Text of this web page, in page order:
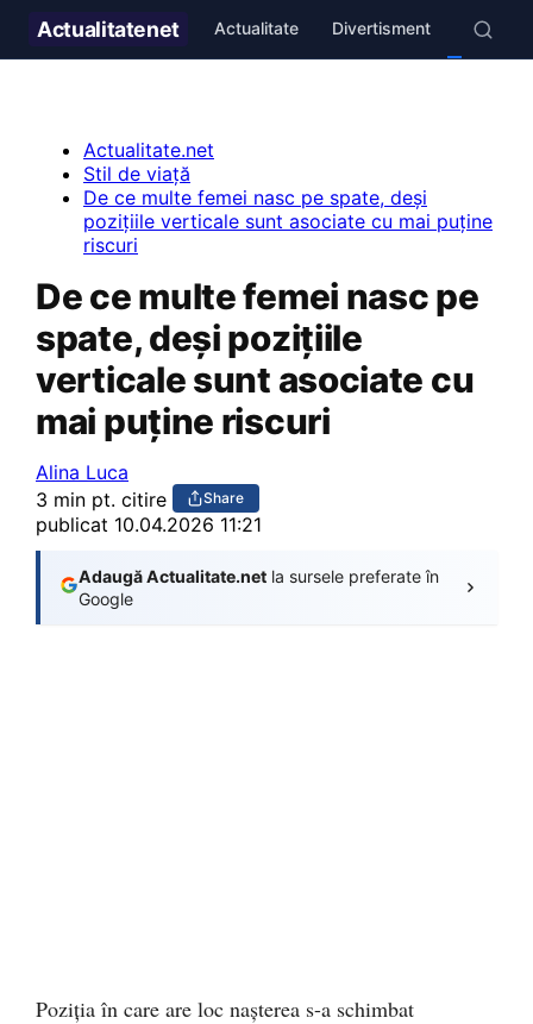
Actualitatenet Actualitate Divertisment Stil de
Actualitate.net
Stil de viață
De ce multe femei nasc pe spate, deși
pozițiile verticale sunt asociate cu mai puține
riscuri
De ce multe femei nasc pe
spate, deși pozițiile
verticale sunt asociate cu
mai puține riscuri
Alina Luca
3 min pt. citire
Share
publicat 10.04.2026 11:21
Adaugă Actualitate.net la sursele preferate în
Google
Poziția în care are loc nașterea s-a schimbat